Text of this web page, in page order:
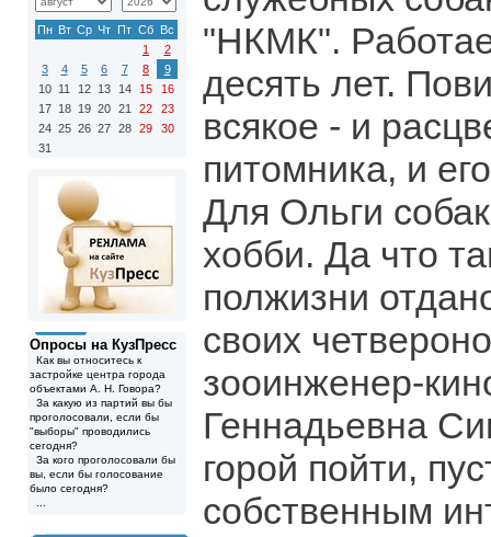
Пн Вт Ср Чт Пт Сб Вс
1
2
3
4 5 6 7 8
9
10 11 12 13 14 15
16
17 18 19 20 21 22
23
24 25 26 27 28 29
30
31
Опросы на КузПресс
Как вы относитесь к
застройке центра города
объектами А. Н. Говора?
За какую из партий вы бы
проголосовали, если бы
"выборы" проводились
сегодня?
За кого проголосовали бы
вы, если бы голосование
было сегодня?
"НКМК".
десять лет.
всякое - и
питомника, и
Для Ольги
хобби. Да что
полжизни
своих
зооинженер-
Геннадьевна
горой пойти,
собственным